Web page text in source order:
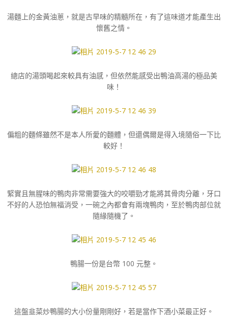
湯麵上的金黃油蔥，就是古早味的精髓所在，有了這味道才能產生出
懷舊之情。
總店的湯頭喝起來較具有油感，但依然能感受出鴨油高湯的極品美
味！
偏粗的麵條雖然不是本人所愛的麵體，但還偶爾是得入境隨俗一下比
較好！
緊實且無腥味的鴨肉非常需要強大的咬嚼勁才能將其骨肉分離，牙口
不好的人恐怕無福消受，一碗之內都會有兩塊鴨肉，至於鴨肉部位就
隨緣隨機了。
鴨腸一份是台幣 100 元整。
這盤韭菜炒鴨腸的大小份量剛剛好，若是當作下酒小菜最正好。